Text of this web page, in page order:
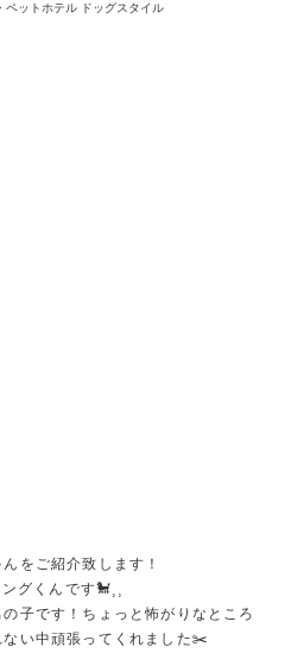
ペットホテル ドッグスタイル
をご紹介致します！
グくんです🐩⸒⸒
子です！ちょっと怖がりなところ
ない中頑張ってくれました✂️